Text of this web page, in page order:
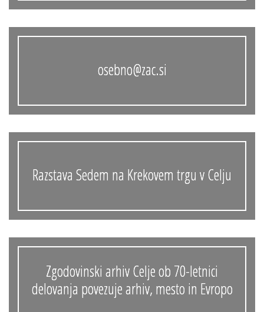
osebno@zac.si
Razstava Sedem na Krekovem trgu v Celju
Zgodovinski arhiv Celje ob 70-letnici
delovanja povezuje arhiv, mesto in Evropo